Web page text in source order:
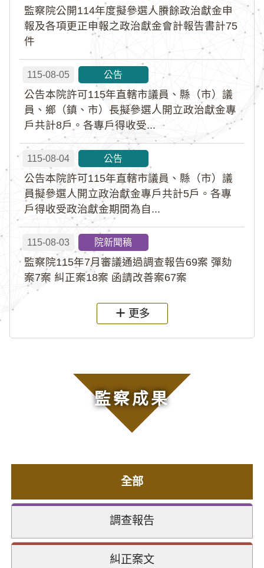
監察院公開114年度擬參選人賸餘政治獻金申
報及各項更正申報之政治獻金會計報告書計75
件
115-08-05 公告
公告本院許可115年直轄市議員、縣（市）議
員、鄉（鎮、市）長擬參選人開立政治獻金專
戶共計8戶。各專戶得收受...
115-08-04 公告
公告本院許可115年直轄市議員、縣（市）議
員擬參選人開立政治獻金專戶共計5戶。各專
戶得收受政治獻金期間為自...
115-08-03 院新聞稿
監察院115年7月審議通過調查報告69案 彈劾
案7案 糾正案18案 函請改善案67案
更多
監察成果
全部
調查報告
糾正案文